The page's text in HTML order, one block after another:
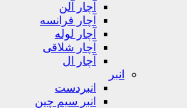
آچار آلن
آچار فرانسه
آچار لوله
آچار شلاقی
آچار ال
انبر
انبردست
انبر سیم چین